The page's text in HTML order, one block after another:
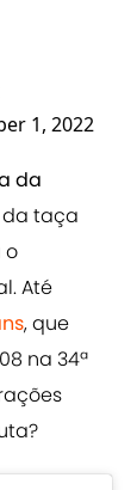
1, 2022
da
da taça
o
Até
, que
na 34ª